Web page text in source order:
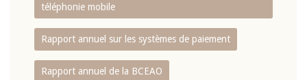
téléphonie mobile
Rapport annuel sur les systèmes de paiement
Rapport annuel de la BCEAO